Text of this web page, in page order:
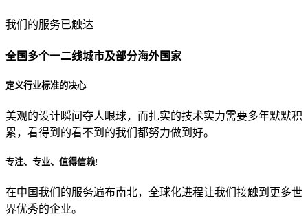
贵公司预算范围是？
贵公司的团队规模是？
目前主要的营销渠道是？
我们的服务已触达
全国多个一二线城市及部分海外国家
定义行业标准的决心
美观的设计瞬间夺人眼球，而扎实的技术实力需要多年默默积
累，看得到的看不到的我们都努力做到好。
专注、专业、值得信赖!
在中国我们的服务遍布南北，全球化进程让我们接触到更多世
界优秀的企业。